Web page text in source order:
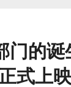
的诞
式上映